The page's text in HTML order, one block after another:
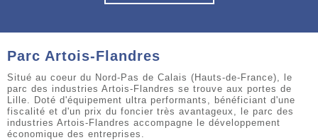
Parc Artois-Flandres
Situé au coeur du Nord-Pas de Calais (Hauts-de-France), le
parc des industries Artois-Flandres se trouve aux portes de
Lille. Doté d'équipement ultra performants, bénéficiant d'une
fiscalité et d'un prix du foncier très avantageux, le parc des
industries Artois-Flandres accompagne le développement
économique des entreprises.